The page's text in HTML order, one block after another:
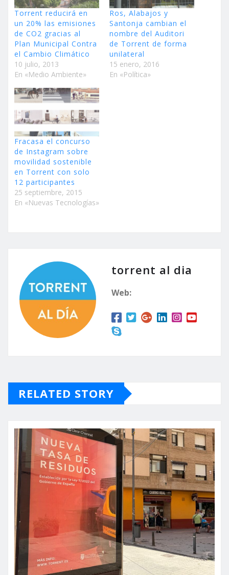
Torrent reducirá en
un 20% las emisiones
de CO2 gracias al
Plan Municipal Contra
el Cambio Climático
10 julio, 2013
En «Medio Ambiente»
Ros, Alabajos y
Santonja cambian el
nombre del Auditori
de Torrent de forma
unilateral
15 enero, 2016
En «Política»
Fracasa el concurso
de Instagram sobre
movilidad sostenible
en Torrent con solo
12 participantes
25 septiembre, 2015
En «Nuevas Tecnologías»
torrent al dia
Web:
RELATED STORY